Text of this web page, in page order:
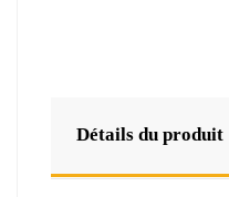
Détails du produit